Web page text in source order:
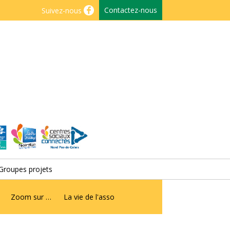
Suivez-nous Contactez-nous
projets
Zoom sur … La vie de l'asso